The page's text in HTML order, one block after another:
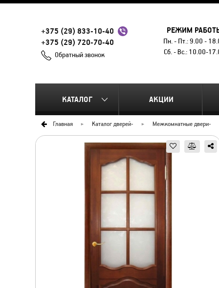
+375 (29) 833-10-40
+375 (29) 720-70-40
Обратный звонок
РЕЖИМ
Пн. - Пт.: 9.00 -
Сб. - Вс.: 10.00-
КАТАЛОГ АКЦИИ
Главная Каталог дверей- Межкомнатные двери-